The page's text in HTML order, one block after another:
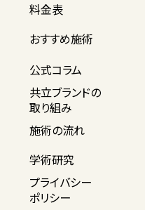
料金表
おすすめ施術
公式コラム
共立ブランドの
取り組み
施術の流れ
学術研究
プライバシー
ポリシー